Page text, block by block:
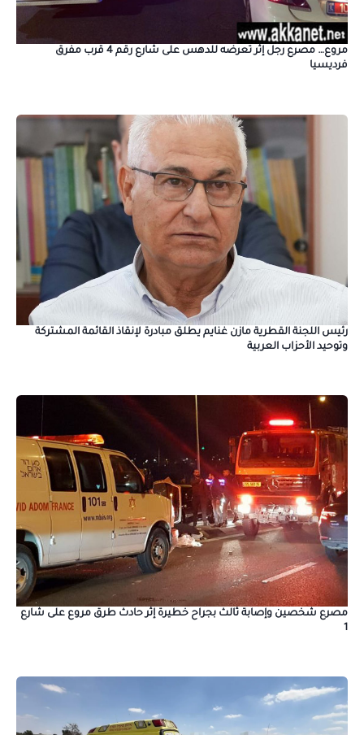
مروع… مصرع رجل إثر تعرضه للدهس على شارع رقم 4 قرب مفرق
فرديسيا
رئيس اللجنة القطرية مازن غنايم يطلق مبادرة لإنقاذ القائمة المشتركة
وتوحيد الأحزاب العربية
مصرع شخصين وإصابة ثالث بجراح خطيرة إثر حادث طرق مروع على شارع
1